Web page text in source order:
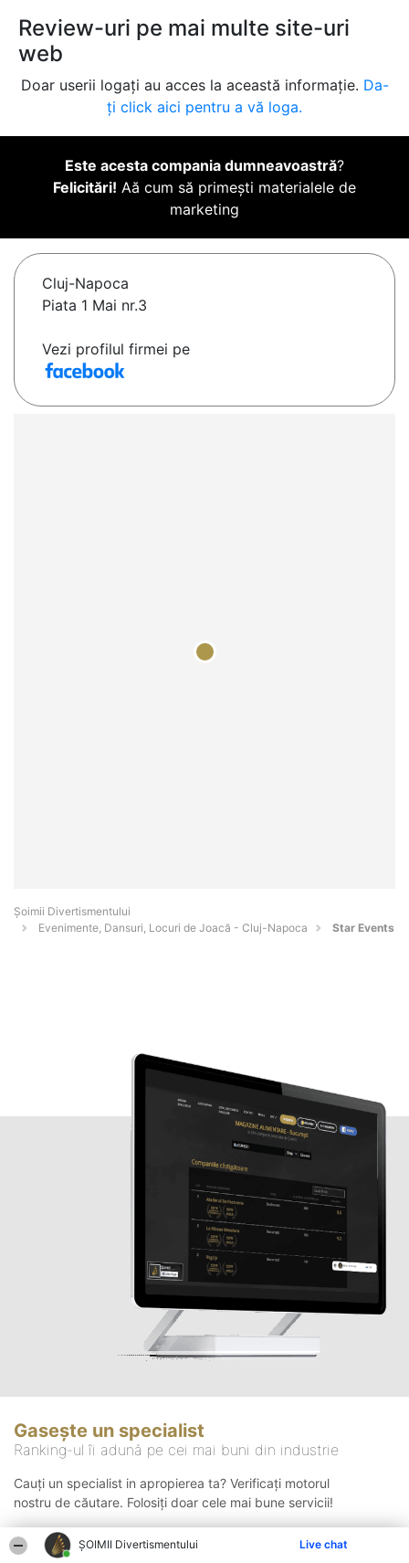
ŞOIMII Divertismentului Live chat
Review-uri pe mai multe site-uri
web
Doar userii logați au acces la această informație. Da-
ți click aici pentru a vă loga.
Este acesta compania dumneavoastră?
Felicitări! Aă cum să primești materialele de
marketing
Cluj-Napoca
Piata 1 Mai nr.3
Vezi profilul firmei pe
Şoimii Divertismentului
Evenimente, Dansuri, Locuri de Joacă - Cluj-Napoca
Star Events
Gasește un specialist
Ranking-ul îi adună pe cei mai buni din industrie
Cauți un specialist in apropierea ta? Verificați motorul
nostru de căutare. Folosiți doar cele mai bune servicii!